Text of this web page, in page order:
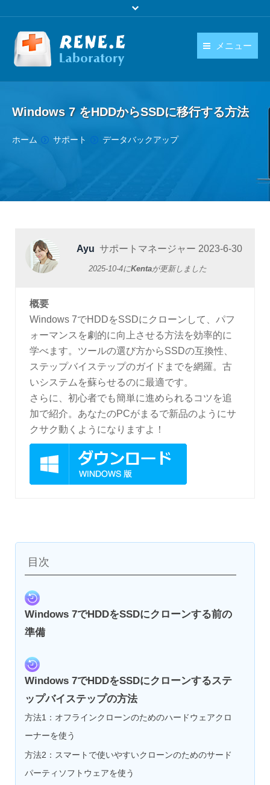
メニュー
ダウンロード
購入
日本語
language
Windows 7 をHDDからSSDに移行する方法
You are here:
ホーム サポート データバックアップ
Ayu サポートマネージャー 2023-6-30
2025-10-4にKentaが更新しました
概要
Windows 7でHDDをSSDにクローンして、パフ
ォーマンスを劇的に向上させる方法を効率的に
学べます。ツールの選び方からSSDの互換性、
ステップバイステップのガイドまでを網羅。古
いシステムを蘇らせるのに最適です。
さらに、初心者でも簡単に進められるコツを追
加で紹介。あなたのPCがまるで新品のようにサ
クサク動くようになりますよ！
目次
Windows 7でHDDをSSDにクローンする前の
準備
Windows 7でHDDをSSDにクローンするステ
ップバイステップの方法
方法1：オフラインクローンのためのハードウェアクロ
ーナーを使う
方法2：スマートで使いやすいクローンのためのサード
パーティソフトウェアを使う